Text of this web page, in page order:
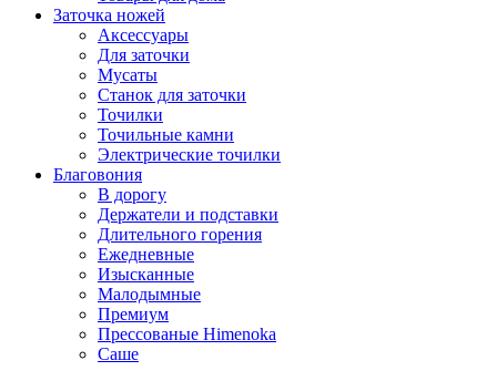
Заточка ножей
Аксессуары
Для заточки
Мусаты
Станок для заточки
Точилки
Точильные камни
Электрические точилки
Благовония
В дорогу
Держатели и подставки
Длительного горения
Ежедневные
Изысканные
Малодымные
Премиум
Прессованые Himenoka
Саше